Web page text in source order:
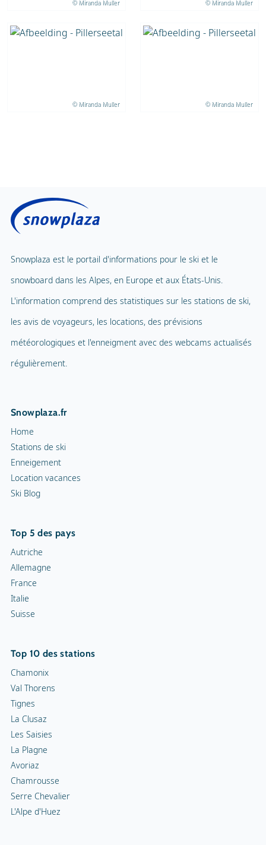
© Miranda Muller © Miranda Muller
© Miranda Muller © Miranda Muller
Snowplaza est le portail d'informations pour le ski et le
snowboard dans les Alpes, en Europe et aux États-Unis.
L'information comprend des statistiques sur les stations de ski,
les avis de voyageurs, les locations, des prévisions
météorologiques et l'enneigment avec des webcams actualisés
régulièrement.
Snowplaza.fr
Home
Stations de ski
Enneigement
Location vacances
Ski Blog
Top 5 des pays
Autriche
Allemagne
France
Italie
Suisse
Top 10 des stations
Chamonix
Val Thorens
Tignes
La Clusaz
Les Saisies
La Plagne
Avoriaz
Chamrousse
Serre Chevalier
L'Alpe d'Huez